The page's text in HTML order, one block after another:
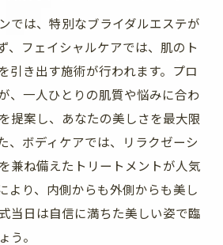
では、特別なブライダルエステが
、フェイシャルケアでは、肌のト
引き出す施術が行われます。プロ
、一人ひとりの肌質や悩みに合わ
提案し、あなたの美しさを最大限
、ボディケアでは、リラクゼーシ
兼ね備えたトリートメントが人気
より、内側からも外側からも美し
当日は自信に満ちた美しい姿で臨
う。